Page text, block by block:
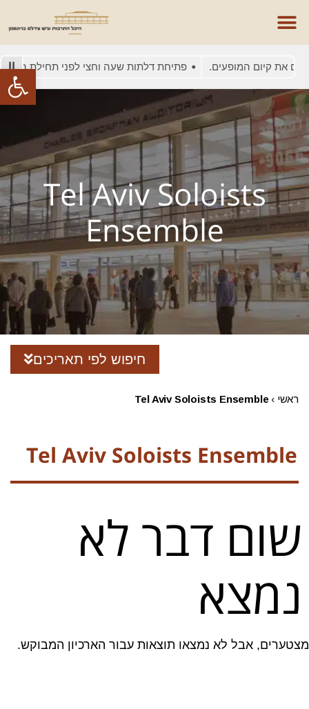
פתח את קיום המופעים. פתיחת דלתות שעה וחצי לפני תחילת המופע
Tel Aviv Soloists
Ensemble
חיפוש לפי תאריכים
ראשי ›
Tel Aviv Soloists Ensemble
Tel Aviv Soloists Ensemble
שום דבר לא
נמצא
מצטערים, אבל לא נמצאו תוצאות עבור הארכיון המבוקש.